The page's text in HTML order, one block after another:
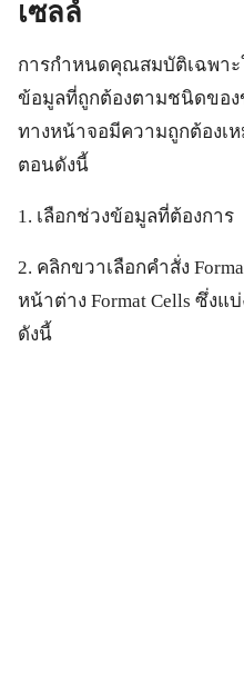
เซลล์
การกำหนดคุณสมบัติเฉพาะ
ข้อมูลที่ถูกต้องตามชนิดของ
ทางหน้าจอมีความถูกต้องเ
ตอนดังนี้
1. เลือกช่วงข้อมูลที่ต้องการ
2. คลิกขวาเลือกคำสั่ง
หน้าต่าง Format Cells ซึ่ง
ดังนี้